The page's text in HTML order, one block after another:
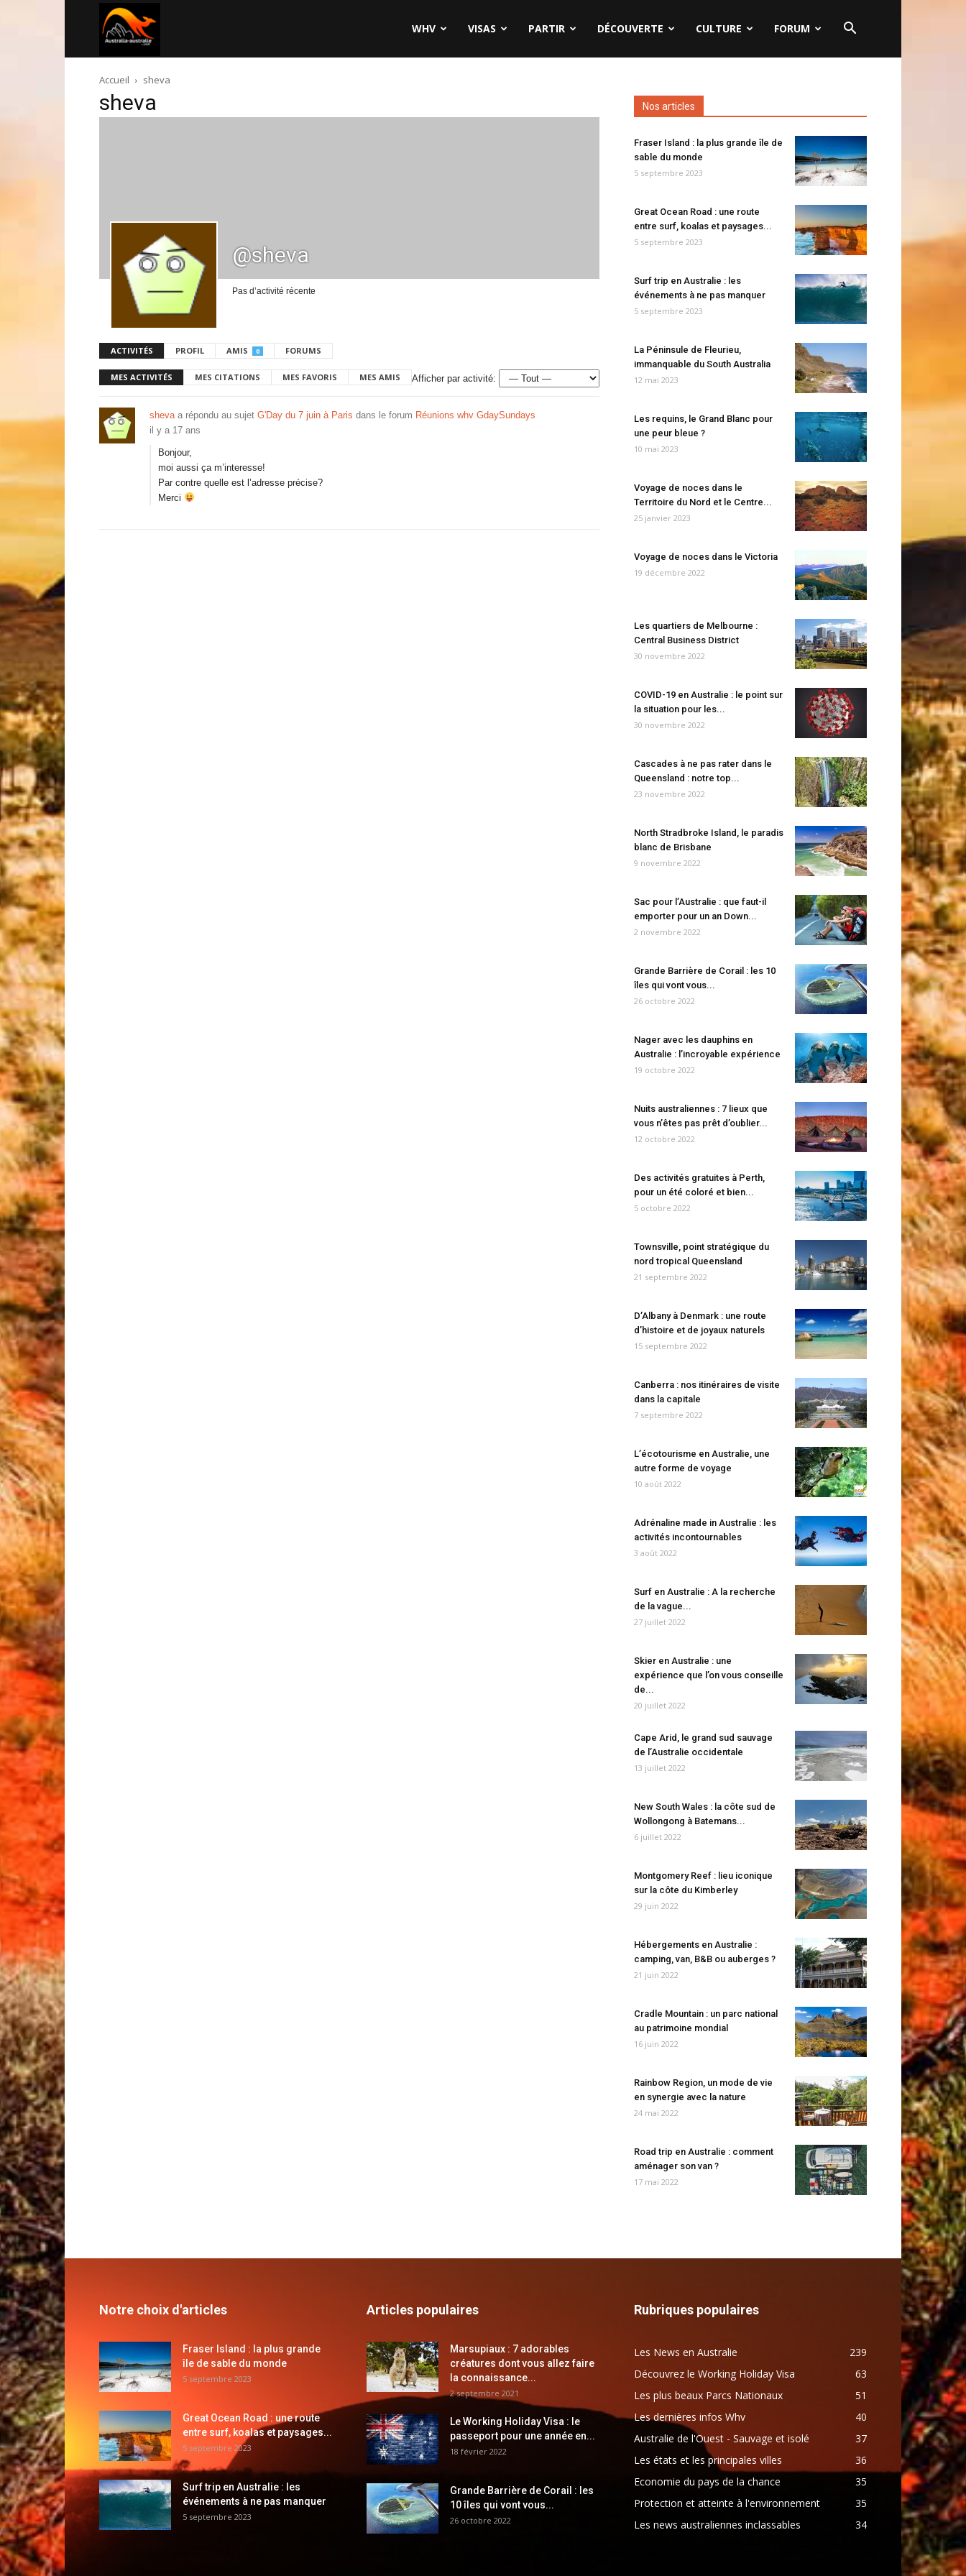
australie.com
WHV VISAS PARTIR DÉCOUVERTE CULTURE FORUM
Accueil sheva
sheva
@sheva
Pas d’activité récente
ACTIVITÉS PROFIL AMIS 0 FORUMS
MES ACTIVITÉS MES CITATIONS MES FAVORIS MES AMIS Afficher par activité:
shevaa répondu au sujet G'Day du 7 juin à Paris dans le forum Réunions whv GdaySundays
il y a 17 ans
Bonjour,
moi aussi ça m’interesse!
Par contre quelle est l’adresse précise?
Merci
Nos articles
Fraser Island : la plus grande île de
sable du monde
5 septembre 2023
Great Ocean Road : une route
entre surf, koalas et paysages...
5 septembre 2023
Surf trip en Australie : les
événements à ne pas manquer
5 septembre 2023
La Péninsule de Fleurieu,
immanquable du South Australia
12 mai 2023
Les requins, le Grand Blanc pour
une peur bleue ?
10 mai 2023
Voyage de noces dans le
Territoire du Nord et le Centre...
25 janvier 2023
Voyage de noces dans le Victoria
19 décembre 2022
Les quartiers de Melbourne :
Central Business District
30 novembre 2022
COVID-19 en Australie : le point sur
la situation pour les...
30 novembre 2022
Cascades à ne pas rater dans le
Queensland : notre top...
23 novembre 2022
North Stradbroke Island, le paradis
blanc de Brisbane
9 novembre 2022
Sac pour l’Australie : que faut-il
emporter pour un an Down...
2 novembre 2022
Grande Barrière de Corail : les 10
îles qui vont vous...
26 octobre 2022
Nager avec les dauphins en
Australie : l’incroyable expérience
19 octobre 2022
Nuits australiennes : 7 lieux que
vous n’êtes pas prêt d’oublier...
12 octobre 2022
Des activités gratuites à Perth,
pour un été coloré et bien...
5 octobre 2022
Townsville, point stratégique du
nord tropical Queensland
21 septembre 2022
D’Albany à Denmark : une route
d’histoire et de joyaux naturels
15 septembre 2022
Canberra : nos itinéraires de visite
dans la capitale
7 septembre 2022
L’écotourisme en Australie, une
autre forme de voyage
10 août 2022
Adrénaline made in Australie : les
activités incontournables
3 août 2022
Surf en Australie : A la recherche
de la vague...
27 juillet 2022
Skier en Australie : une
expérience que l’on vous conseille
de...
20 juillet 2022
Cape Arid, le grand sud sauvage
de l’Australie occidentale
13 juillet 2022
New South Wales : la côte sud de
Wollongong à Batemans...
6 juillet 2022
Montgomery Reef : lieu iconique
sur la côte du Kimberley
29 juin 2022
Hébergements en Australie :
camping, van, B&B ou auberges ?
21 juin 2022
Cradle Mountain : un parc national
au patrimoine mondial
16 juin 2022
Rainbow Region, un mode de vie
en synergie avec la nature
24 mai 2022
Road trip en Australie : comment
aménager son van ?
17 mai 2022
Notre choix d'articles
Fraser Island : la plus grande
île de sable du monde
5 septembre 2023
Great Ocean Road : une route
entre surf, koalas et paysages...
5 septembre 2023
Surf trip en Australie : les
événements à ne pas manquer
5 septembre 2023
Articles populaires
Marsupiaux : 7 adorables
créatures dont vous allez faire
la connaissance...
2 septembre 2021
Le Working Holiday Visa : le
passeport pour une année en...
18 février 2022
Grande Barrière de Corail : les
10 îles qui vont vous...
26 octobre 2022
Rubriques populaires
Les News en Australie
239
Découvrez le Working Holiday Visa
63
Les plus beaux Parcs Nationaux
51
Les dernières infos Whv
40
Australie de l'Ouest - Sauvage et isolé
37
Les états et les principales villes
36
Economie du pays de la chance
35
Protection et atteinte à l'environnement
35
Les news australiennes inclassables
34